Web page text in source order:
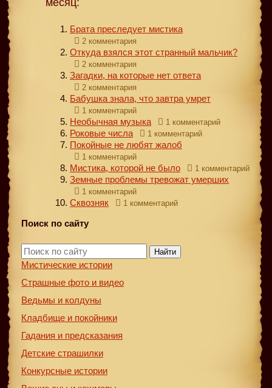
Брата преследует мистика
2 комментария
Откуда взялся этот странный мальчик?
2 комментария
Загадки, на которые нет ответа
2 комментария
Бабушка знала, что завтра умрет
1 комментарий
Необычная музыка 1 комментарий
Роковые числа 1 комментарий
Покойные не любят жалоб
1 комментарий
Мистика, которой не было 1 комментарий
Земные проблемы тревожат умерших
1 комментарий
Сквозняк 1 комментарий
Поиск по сайту
Найти
Мистические истории
Страшные фото и видео
Ведьмы и колдуны
Кладбище и покойники
Гадания и предсказания
Детские страшилки
Конкурсные истории